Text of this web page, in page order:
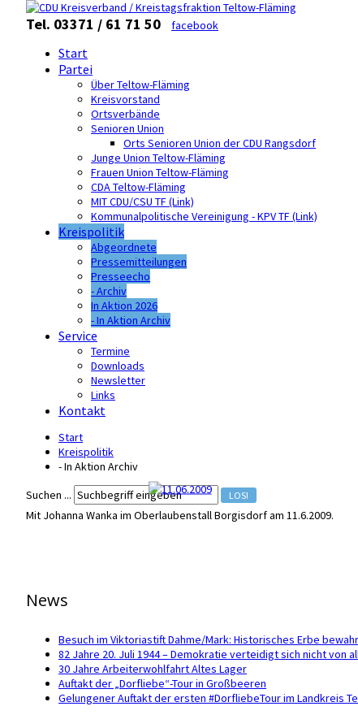
Tel. 03371 / 61 71 50 facebook
Start
Partei
Über Teltow-Fläming
Kreisvorstand
Ortsverbände
Senioren Union
Orts Senioren Union der CDU Rangsdorf
Junge Union Teltow-Fläming
Frauen Union Teltow-Fläming
CDA Teltow-Fläming
MIT CDU/CSU TF (Link)
Kommunalpolitische Vereinigung - KPV TF (Link)
Kreispolitik
Abgeordnete
Pressemitteilungen
Presseecho
- Archiv
In Aktion 2026
- In Aktion Archiv
Service
Termine
Downloads
Newsletter
Links
Kontakt
Start
Kreispolitik
- In Aktion Archiv
Suchen ...
LOS!
Mit Johanna Wanka im Oberlaubenstall Borgisdorf am 11.6.2009.
News
Besuch im Viktoriastift Dahme/Mark: Historisches Erbe
82 Jahre 20. Juli 1944 – Demokratie verteidigt sich nicht von
30 Jahre Arbeiterwohlfahrt Altes Lager
Auftakt der „Dorfliebe“-Tour in Großbeeren
Gelungener Auftakt der ersten #DorfliebeTour im Landkreis